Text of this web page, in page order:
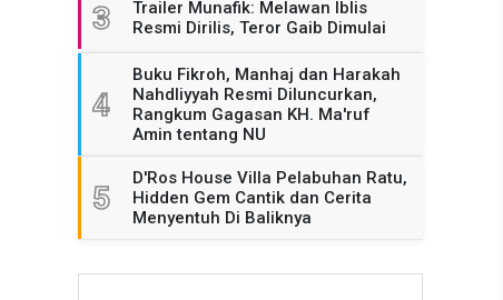
3
Trailer Munafik: Melawan Iblis
Resmi Dirilis, Teror Gaib Dimulai
4
Buku Fikroh, Manhaj dan Harakah
Nahdliyyah Resmi Diluncurkan,
Rangkum Gagasan KH. Ma'ruf
Amin tentang NU
5
D'Ros House Villa Pelabuhan Ratu,
Hidden Gem Cantik dan Cerita
Menyentuh Di Baliknya